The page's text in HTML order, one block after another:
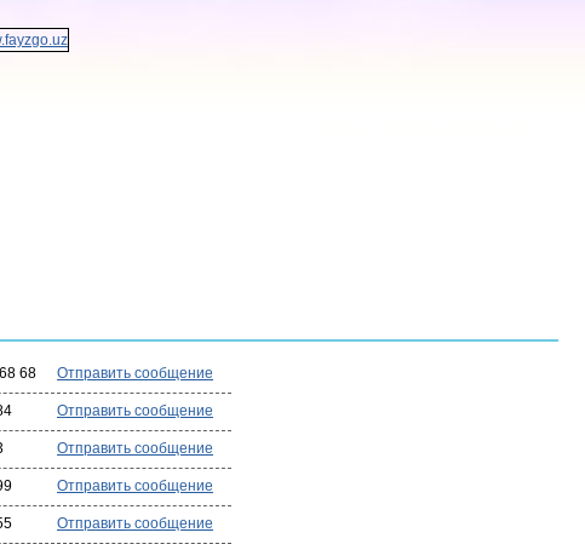
68 Отправить сообщение
Отправить сообщение
Отправить сообщение
Отправить сообщение
Отправить сообщение